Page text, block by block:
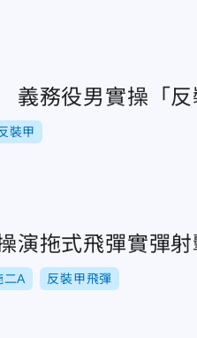
義務役男實操「反
裝甲
演拖式飛彈實彈射
二A 反裝甲飛彈